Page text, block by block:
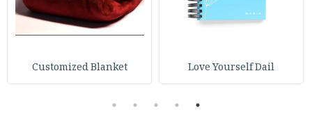
Love Yourself Dail
Customized Blanket
1
2
3
4
5